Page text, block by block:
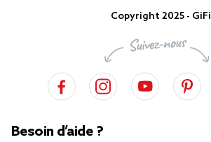
Copyright 2025 - GiFi
Besoin d’aide ?